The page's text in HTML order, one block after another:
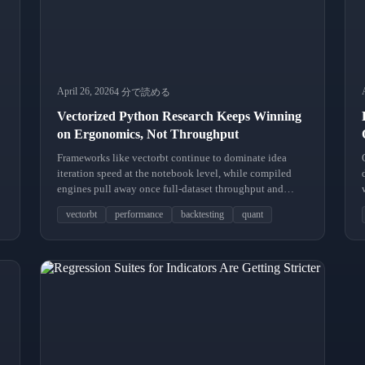
April 26, 20264 分で読める
Vectorized Python Research Keeps Winning
on Ergonomics, Not Throughput
Frameworks like vectorbt continue to dominate idea
iteration speed at the notebook level, while compiled
engines pull away once full-dataset throughput and
reproducibility become the priority.
vectorbt performance backtesting quant